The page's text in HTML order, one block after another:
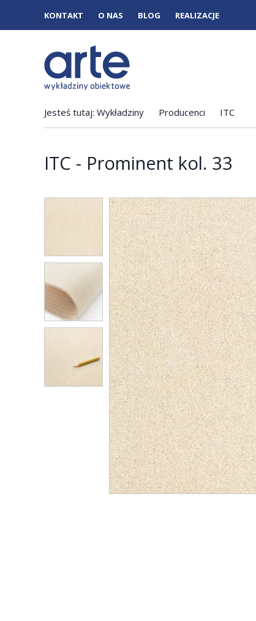
KONTAKT O NAS BLOG REALIZACJE
Jesteś tutaj: Wykładziny Producenci ITC
ITC - Prominent kol. 33